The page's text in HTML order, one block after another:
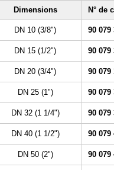
Dimensions N° de
DN 10 (3/8") 90 079
DN 15 (1/2") 90 079
DN 20 (3/4") 90 079
DN 25 (1") 90 079
DN 32 (1 1/4") 90 079
DN 40 (1 1/2") 90 079
DN 50 (2") 90 079